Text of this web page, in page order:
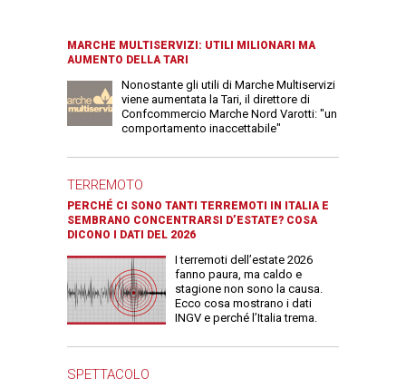
MARCHE MULTISERVIZI: UTILI MILIONARI MA
AUMENTO DELLA TARI
Nonostante gli utili di Marche Multiservizi
viene aumentata la Tari, il direttore di
Confcommercio Marche Nord Varotti: "un
comportamento inaccettabile"
TERREMOTO
PERCHÉ CI SONO TANTI TERREMOTI IN ITALIA E
SEMBRANO CONCENTRARSI D’ESTATE? COSA
DICONO I DATI DEL 2026
I terremoti dell’estate 2026
fanno paura, ma caldo e
stagione non sono la causa.
Ecco cosa mostrano i dati
INGV e perché l’Italia trema.
SPETTACOLO